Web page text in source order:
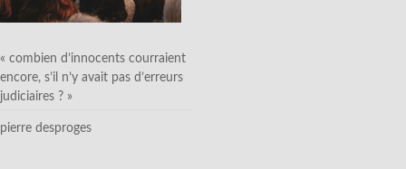
« combien d’innocents courraient
encore, s’il n’y avait pas d’erreurs
judiciaires ? »
pierre desproges